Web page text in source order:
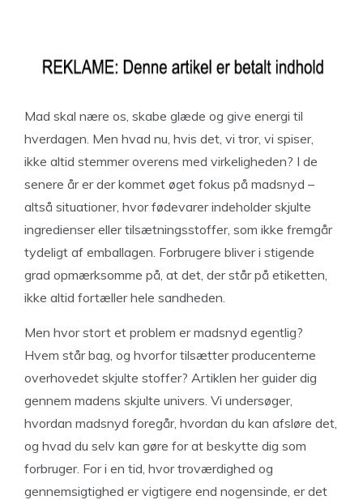
Mad skal nære os, skabe glæde og give energi til
hverdagen. Men hvad nu, hvis det, vi tror, vi spiser,
ikke altid stemmer overens med virkeligheden? I de
senere år er der kommet øget fokus på madsnyd –
altså situationer, hvor fødevarer indeholder skjulte
ingredienser eller tilsætningsstoffer, som ikke fremgår
tydeligt af emballagen. Forbrugere bliver i stigende
grad opmærksomme på, at det, der står på etiketten,
ikke altid fortæller hele sandheden.
Men hvor stort et problem er madsnyd egentlig?
Hvem står bag, og hvorfor tilsætter producenterne
overhovedet skjulte stoffer? Artiklen her guider dig
gennem madens skjulte univers. Vi undersøger,
hvordan madsnyd foregår, hvordan du kan afsløre det,
og hvad du selv kan gøre for at beskytte dig som
forbruger. For i en tid, hvor troværdighed og
gennemsigtighed er vigtigere end nogensinde, er det